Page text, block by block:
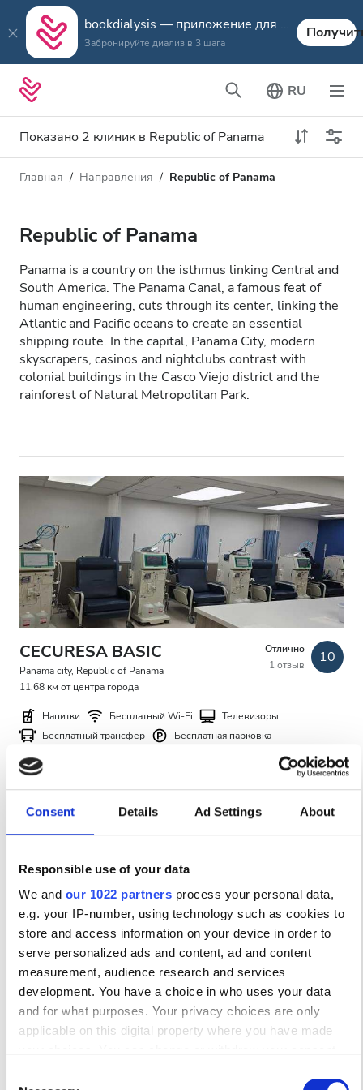
Consent Details Ad Settings About
Responsible use of your data
We and our 1022 partners process your personal data,
e.g. your IP-number, using technology such as cookies to
store and access information on your device in order to
serve personalized ads and content, ad and content
measurement, audience research and services
development. You have a choice in who uses your data
and for what purposes. Your privacy choices are only
applicable on this digital property where you have made
bookdialysis — приложение для путешествий
Забронируйте диализ в 3 шага
RU
Показано 2 клиник в Republic of Panama
Тип диализа
Все виды диализа
Диализ HDF
Принимает
Пациенты с ВИЧ
EHIC
Удобства
Напитки
Бесплатный Wi-Fi
Телевизоры
Бесплатный трансфер
Бесплатная парковка
0–100 EUR
100–200 EUR
200–300 EUR
300+ EUR
Смены
Утро
Расстояние
Цена
Главная Направления Republic of Panama
Republic of Panama
Panama is a country on the isthmus linking Central and
South America. The Panama Canal, a famous feat of
human engineering, cuts through its center, linking the
Atlantic and Pacific oceans to create an essential
shipping route. In the capital, Panama City, modern
skyscrapers, casinos and nightclubs contrast with
colonial buildings in the Casco Viejo district and the
rainforest of Natural Metropolitan Park.
CECURESA BASIC
Panama city, Republic of Panama
11.68 км от центра города
Отлично
1 отзыв
10
Напитки Бесплатный Wi-Fi
Телевизоры
Бесплатный трансфер
Бесплатная парковка
за процедуру
Забронировать
CECURESA VIP
Panama city, Republic of Panama
Напитки